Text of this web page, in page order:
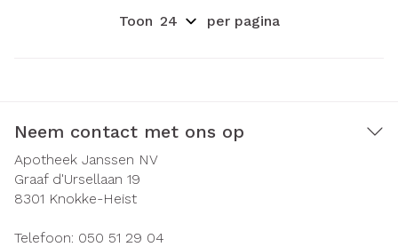
Toon per pagina
Neem contact met ons op
Apotheek Janssen NV
Graaf d'Ursellaan 19
8301 Knokke-Heist
Telefoon: 050 51 29 04